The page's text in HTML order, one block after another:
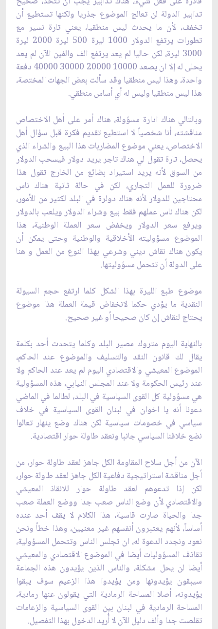
تدابير الدولة ‏لن تعالج الموضوع جذريا ولكنها تستطيع أن
تخفف، لأن ما يحدث ليس منطقيا، يعني تارة نسير مع
‏تطورات يرتفع الدولار 1000 ليرة 500 ليرة 2000 ليرة
3000 ليرة، لكن حاليا لم يعد يرتفع الف والفين ‏الآن لم يعد
يحلى له إلا ان يصعد 10000 20000 30000 40000 دفعة
واحدة، وهذا ليس ‏منطقيا وقد سألت بعض الجهات المختصة،
هذا ليس منطقيا وليس له أي أساس منطقي.‏
وبالتالي هناك ادارة مسؤولة، هناك أمر على أهل الاختصاص
مناقشته، أنا شخصياً لا استطيع تقديم ‏فكرة قبل سؤال أهل
الاختصاص، يعني موضوع المضاربات هذا البيع والشراء الذي
يحصل، تارة تقول لي ‏هناك تاجر يريد دولار فيسحب الدولار
من السوق لأنه يريد استيراد بضائع من الخارج تقول هذا
‏ضرورة للعمل التجاري، لكن في حالة ثانية هناك ناس
محتاجين للدولار لأنه هناك دولرة في البلد ‏لكثير من الأمور،
لكن هناك ناس عملهم فقط بيع وشراء الدولار ويلعب بالدولار
ويرفع سعر ‏الدولار ويخفض سعر العملة الوطنية، هذا
الموضوع مسؤوليته الأخلاقية والوطنية وحتى يمكن أن
يكون ‏هناك نقاش ديني وشرعي بهذا النوع من العمل و هنا
على الدولة أن تتحمل مسؤوليتها.‏
موضوع طبع الليرة بهذا الشكل كلما ارتفع حجم السيولة
النقدية ما يؤدي حكما لانخفاض قيمة ‏العملة هذا موضوع
يحتاج لنقاش إن كان صحيحا أو غير صحيح.‏
بالنهاية اليوم متروك مصير البلد وكلما يتحدث أحد بكلمة
يقال لك قانون النقد والتسليف ‏والموضوع عند الحاكم،
الموضوع المعيشي والاقتصادي اليوم لم يعد عند الحاكم ولا
عند رئيس ‏الحكومة ولا عند المجلس النيابي، هذه المسؤولية
هي مسؤولية كل القوى السياسية في البلد، لطالما في ‏الماضي
دعونا أنه يا اخوان في لبنان القوى السياسية في خلاف
سياسي في خصومات سياسية لكن ‏هناك وضع ينهار تعالوا
نضع خلافنا السياسي جانبا ونعقد طاولة حوار اقتصادية.‏
الآن من أجل سلاح المقاومة الكل جاهز لعقد طاولة حوار، من
أجل مناقشة استراتيجية ‏دفاعية الكل جاهز لعقد طاولة حوار،
لكن إذا تدعوهم لعقد طاولة حوار للانقاذ المعيشي
‏والاقتصادي لأن وضع الناس صعب جدا ووضع العملة صعب
جدا والحياة صارت قاسية، هذا الكلام ‏لا يقف أحد عنده
أساساً، لأنهم يعتبرون أنفسهم غير معنيين، وهذا خطأ ونحن
نعود ونجدد الدعوة له، ان تجلس الناس ‏وتتحمل المسؤولية،
تقاذف المسؤوليات أيضا في الموضوع الاقتصادي والمعيشي
أيضا لن يحل ‏مشكلة، والناس الذين يؤيدون هذه الجماعة
سيبقون يؤيدونها ومن يؤيدوا هذا الزعيم سوف يبقوا
‏يؤيدونه، أصلا المساحة الرمادية التي يقولون عنها رمادية،
المساحة الرمادية في لبنان بين القوى ‏السياسية والزعامات
تقلصت جدا وألف دليل الآن لا أُريد الدخول بهذا التفصيل.‏